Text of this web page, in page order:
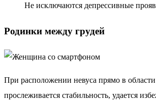
Не исключаются депрессивные
Родинки между грудей
При расположении невуса прямо в
прослеживается стабильность, удается